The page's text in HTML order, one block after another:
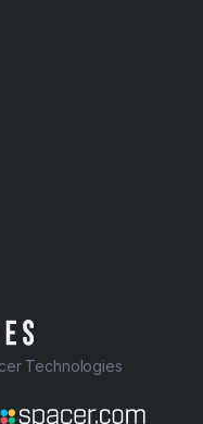
Technologies